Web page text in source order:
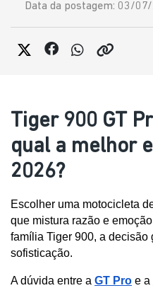
Data da postagem: 03/
Tiger 900 GT
qual a melhor
2026?
Escolher uma motocicleta
que mistura razão e
família Tiger 900, a decisão
sofisticação.
A dúvida entre a GT Pro e a